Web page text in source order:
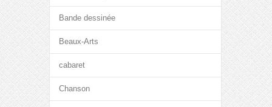
Bande dessinée
Beaux-Arts
cabaret
Chanson